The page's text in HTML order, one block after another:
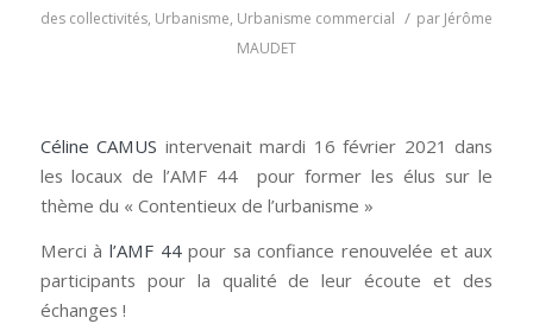
des collectivités, Urbanisme, Urbanisme commercial / par Jérôme
MAUDET
Céline CAMUS intervenait mardi 16 février 2021 dans
les locaux de l’AMF 44 pour former les élus sur le
thème du « Contentieux de l’urbanisme »
Merci à l’AMF 44pour sa confiance renouvelée et aux
participants pour la qualité de leur écoute et des
échanges !